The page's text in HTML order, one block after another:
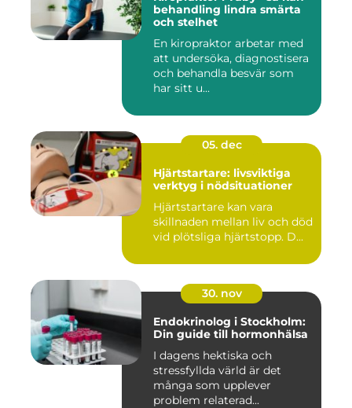
behandling lindra smärta
och stelhet
En kiropraktor arbetar med
att undersöka, diagnostisera
och behandla besvär som
har sitt u...
05. dec
Hjärtstartare: livsviktiga
verktyg i nödsituationer
Hjärtstartare kan vara
skillnaden mellan liv och död
vid plötsliga hjärtstopp. D...
30. nov
Endokrinolog i Stockholm:
Din guide till hormonhälsa
I dagens hektiska och
stressfyllda värld är det
många som upplever
problem relaterad...